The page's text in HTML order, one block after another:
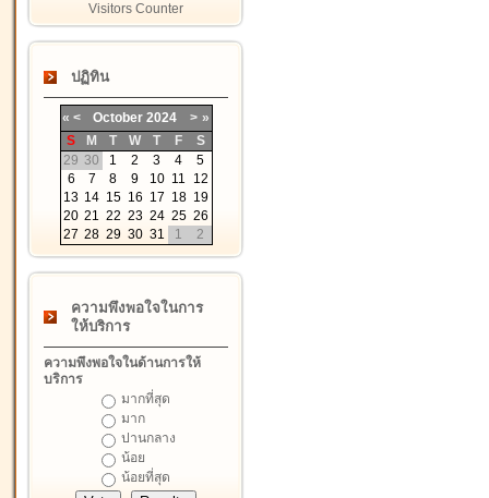
Visitors Counter
ปฏิทิน
« < October 2024 > »
S
M T W T F
S
29 30 1 2 3 4
5
6
7 8 9 10 11
12
13 14 15 16 17 18 19
20 21 22 23 24 25 26
27 28 29 30 31 1 2
ความพึงพอใจในการ
ให้บริการ
ความพึงพอใจในด้านการให้
บริการ
มากที่สุด
มาก
ปานกลาง
น้อย
น้อยที่สุด